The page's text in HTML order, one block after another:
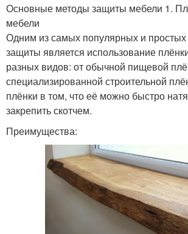
Основные методы защиты мебели 1.
мебели
Одним из самых популярных и простых
защиты является использование
разных видов: от обычной пищевой
специализированной строительной
плёнки в том, что её можно быстро
закрепить скотчем.
Преимущества: